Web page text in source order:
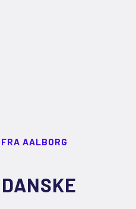
AALBORG